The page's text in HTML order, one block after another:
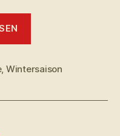
, Wintersaison